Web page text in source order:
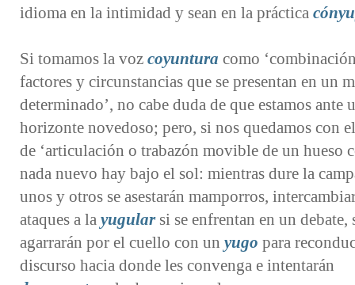
idioma en la intimidad y sean en la práctica
Si tomamos la voz coyuntura como
factores y circunstancias que se presentan en un
determinado’, no cabe duda de que estamos ante
horizonte novedoso; pero, si nos quedamos con
de ‘articulación o trabazón movible de un hueso
nada nuevo hay bajo el sol: mientras dure la
unos y otros se asestarán mamporros,
ataques a la yugular si se enfrentan en un debate,
agarrarán por el cuello con un yugo para
discurso hacia donde les convenga e intentarán